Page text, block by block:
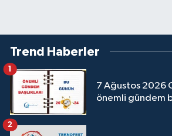
Trend Haberler
7 Ağustos 2026
önemli gündem
1
2